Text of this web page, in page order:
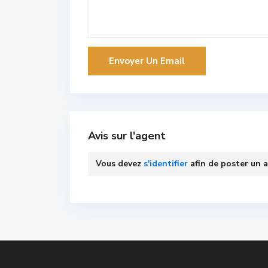
Avis sur l'agent
Vous devez s'identifier afin de poster un